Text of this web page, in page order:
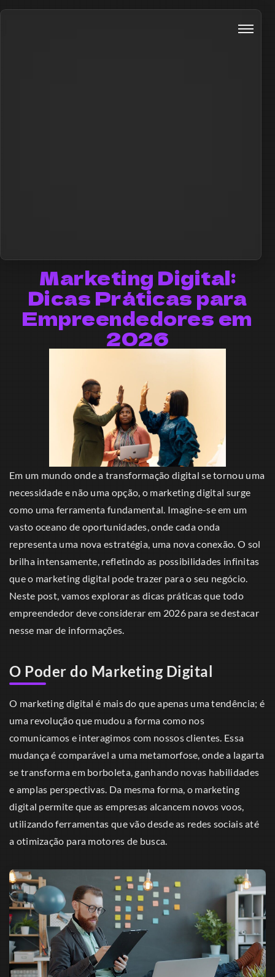
Marketing Digital:
Dicas Práticas para
Empreendedores em
2026
Em um mundo onde a transformação digital se tornou uma
necessidade e não uma opção, o marketing digital surge
como uma ferramenta fundamental. Imagine-se em um
vasto oceano de oportunidades, onde cada onda
representa uma nova estratégia, uma nova conexão. O sol
brilha intensamente, refletindo as possibilidades infinitas
que o marketing digital pode trazer para o seu negócio.
Neste post, vamos explorar as dicas práticas que todo
empreendedor deve considerar em 2026 para se destacar
nesse mar de informações.
O Poder do Marketing Digital
O marketing digital é mais do que apenas uma tendência; é
uma revolução que mudou a forma como nos
comunicamos e interagimos com nossos clientes. Essa
mudança é comparável a uma metamorfose, onde a lagarta
se transforma em borboleta, ganhando novas habilidades
e amplas perspectivas. Da mesma forma, o marketing
digital permite que as empresas alcancem novos voos,
utilizando ferramentas que vão desde as redes sociais até
a otimização para motores de busca.